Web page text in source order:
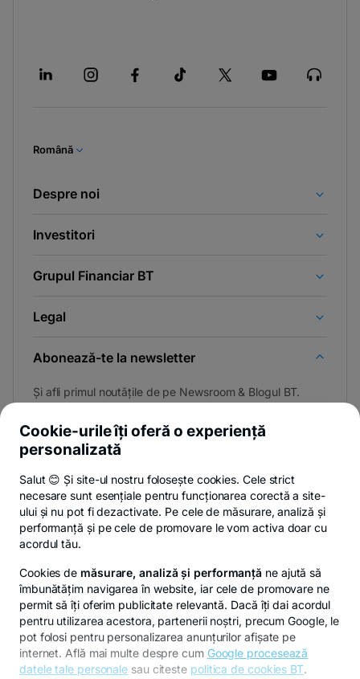
Română
Despre noi
Investitori
Grupul Financiar BT
Legal
Abonează-te la newsletter
Și afli primul noutățile de pe Newsroom & Blogul BT.
Privacy HubPolitica de confidențialitatePolitica de cookies
© Copyright 2026 Banca Transilvania. Toate drepturile
rezervate.
Cookie-urile îți oferă o experiență
personalizată
Salut 😊 Și site-ul nostru folosește cookies. Cele strict
necesare sunt esențiale pentru funcționarea corectă a site-
ului și nu pot fi dezactivate. Pe cele de măsurare, analiză și
performanță și pe cele de promovare le vom activa doar cu
acordul tău.
Cookies de măsurare, analiză și performanță ne ajută să
îmbunătățim navigarea în website, iar cele de promovare ne
permit să îți oferim publicitate relevantă. Dacă îți dai acordul
pentru utilizarea acestora, partenerii noștri, precum Google, le
pot folosi pentru personalizarea anunțurilor afișate pe
internet. Află mai multe despre cum Google procesează
datele tale personale sau citeste politica de cookies BT.